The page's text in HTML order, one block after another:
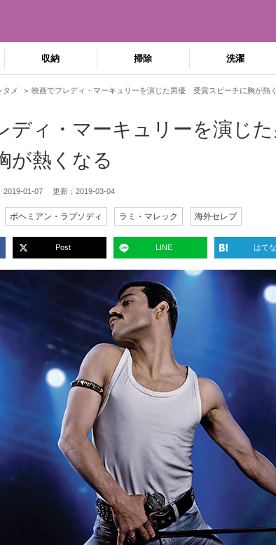
収納 掃除 洗濯
タメ 映画でフレディ・マーキュリーを演じた男優 受賞スピーチに胸が熱
ディ・マーキュリーを演じ
が熱くなる
2019-01-07 更新： 2019-03-04
ボヘミアン・ラプソディ ラミ・マレック 海外セレブ
Post LINE はてな